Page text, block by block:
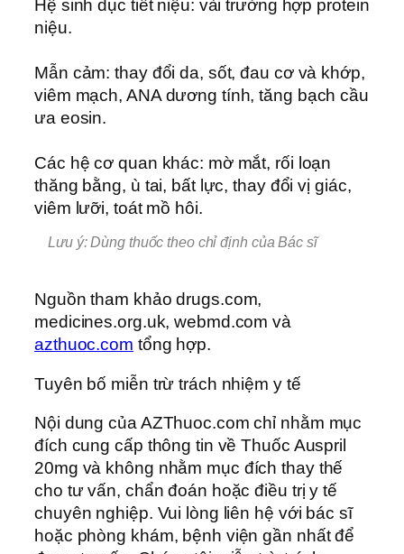
Hệ sinh dục tiết niệu: vài trường hợp protein
niệu.
Mẫn cảm: thay đổi da, sốt, đau cơ và khớp,
viêm mạch, ANA dương tính, tăng bạch cầu
ưa eosin.
Các hệ cơ quan khác: mờ mắt, rối loạn
thăng bằng, ù tai, bất lực, thay đổi vị giác,
viêm lưỡi, toát mồ hôi.
Lưu ý: Dùng thuốc theo chỉ định của Bác sĩ
Nguồn tham khảo drugs.com,
medicines.org.uk, webmd.com và
azthuoc.com tổng hợp.
Tuyên bố miễn trừ trách nhiệm y tế
Nội dung của AZThuoc.com chỉ nhằm mục
đích cung cấp thông tin về Thuốc Auspril
20mg và không nhằm mục đích thay thế
cho tư vấn, chẩn đoán hoặc điều trị y tế
chuyên nghiệp. Vui lòng liên hệ với bác sĩ
hoặc phòng khám, bệnh viện gần nhất để